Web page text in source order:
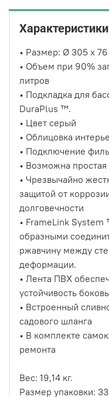
Характеристики
• Размер: Ø 305 x
• Объем при 90%
литров
• Подкладка для
DuraPlus ™.
• Цвет серый
• Облицовка
• Подключение
• Возможна
• Чрезвычайно
защитой от
долговечности
• FrameLink
образными
ржавчину между
деформации.
• Лента ПВХ
устойчивость
• Встроенный
садового шланга
• В комплекте
ремонта
Вес: 19,14 кг.
Размер упаковки: